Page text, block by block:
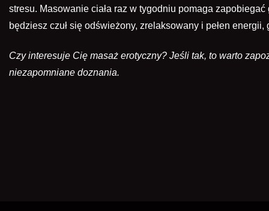
stresu. Masowanie ciała raz w tygodniu pomaga
będziesz czuł się odświeżony, zrelaksowany i pełen
Czy interesuje Cię masaż erotyczny? Jeśli tak, to warto
niezapomniane doznania.